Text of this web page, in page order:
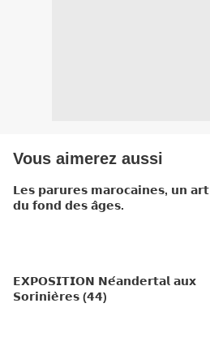
Vous aimerez aussi
𝗟𝗲𝘀 𝗽𝗮𝗿𝘂𝗿𝗲𝘀 𝗺𝗮𝗿𝗼𝗰𝗮𝗶𝗻𝗲𝘀, 𝘂𝗻 𝗮𝗿𝘁
𝗱𝘂 𝗳𝗼𝗻𝗱 𝗱𝗲𝘀 𝗮̂𝗴𝗲𝘀.
𝗘𝗫𝗣𝗢𝗦𝗜𝗧𝗜𝗢𝗡 𝗡𝗲́𝗮𝗻𝗱𝗲𝗿𝘁𝗮𝗹 𝗮𝘂𝘅
𝗦𝗼𝗿𝗶𝗻𝗶𝗲̀𝗿𝗲𝘀 (𝟰𝟰)